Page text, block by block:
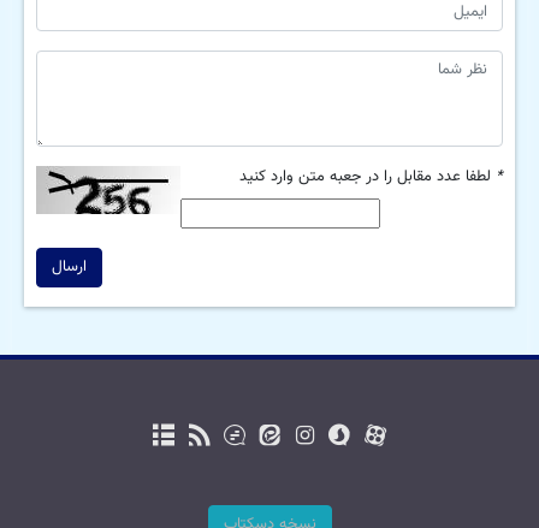
* لطفا عدد مقابل را در جعبه متن وارد کنید
ارسال